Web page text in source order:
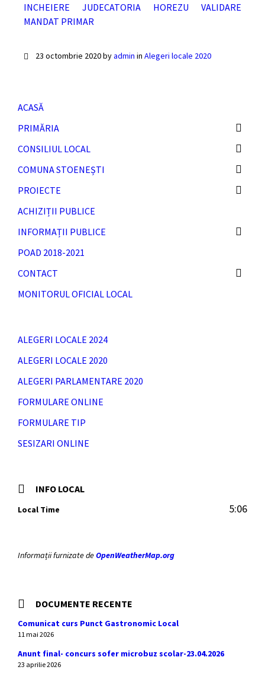
INCHEIERE JUDECATORIA HOREZU VALIDARE
MANDAT PRIMAR
23 octombrie 2020byadmin in Alegeri locale 2020
ACASĂ
PRIMĂRIA
CONSILIUL LOCAL
COMUNA STOENEȘTI
PROIECTE
ACHIZIȚII PUBLICE
INFORMAȚII PUBLICE
POAD 2018-2021
CONTACT
MONITORUL OFICIAL LOCAL
ALEGERI LOCALE 2024
ALEGERI LOCALE 2020
ALEGERI PARLAMENTARE 2020
FORMULARE ONLINE
FORMULARE TIP
SESIZARI ONLINE
INFO LOCAL
Local Time 5:06
Informații furnizate deOpenWeatherMap.org
DOCUMENTE RECENTE
Comunicat curs Punct Gastronomic Local
11 mai 2026
Anunt final- concurs sofer microbuz scolar-23.04.2026
23 aprilie 2026